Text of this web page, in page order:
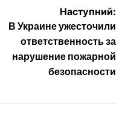
Наступний:
В Украине ужесточили
ответственность за
нарушение пожарной
безопасности